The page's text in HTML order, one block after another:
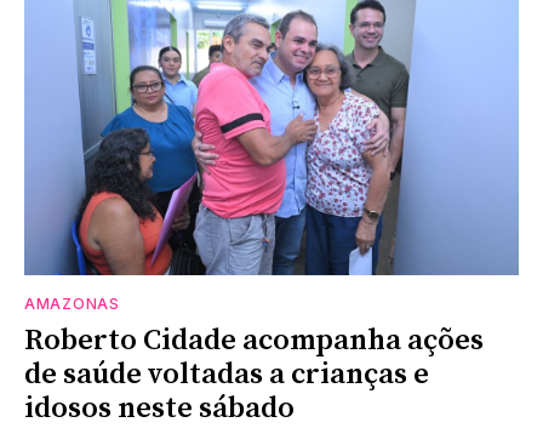
AMAZONAS
Roberto Cidade acompanha ações
de saúde voltadas a crianças e
idosos neste sábado